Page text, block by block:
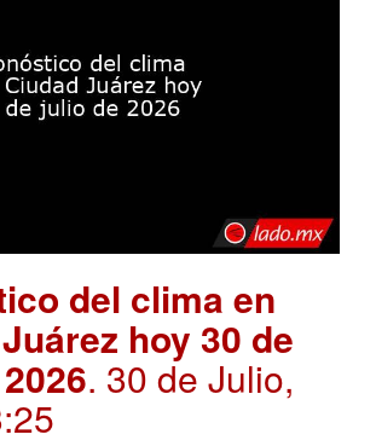
del clima en
hoy 30 de
. 30 de Julio,